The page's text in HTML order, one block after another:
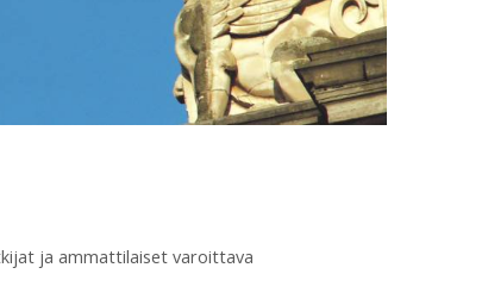
ja ammattilaiset varoittava